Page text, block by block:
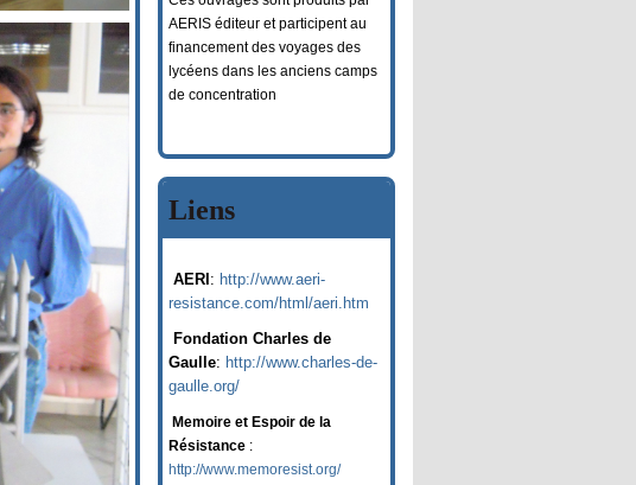
AERIS éditeur et participent au
financement des voyages des
lycéens dans les anciens camps
de concentration
Liens
AERI : http://www.aeri-
resistance.com/html/aeri.htm
Fondation Charles de
Gaulle: http://www.charles-de-
gaulle.org/
Memoire et Espoir de la
Résistance :
http://www.memoresist.org/